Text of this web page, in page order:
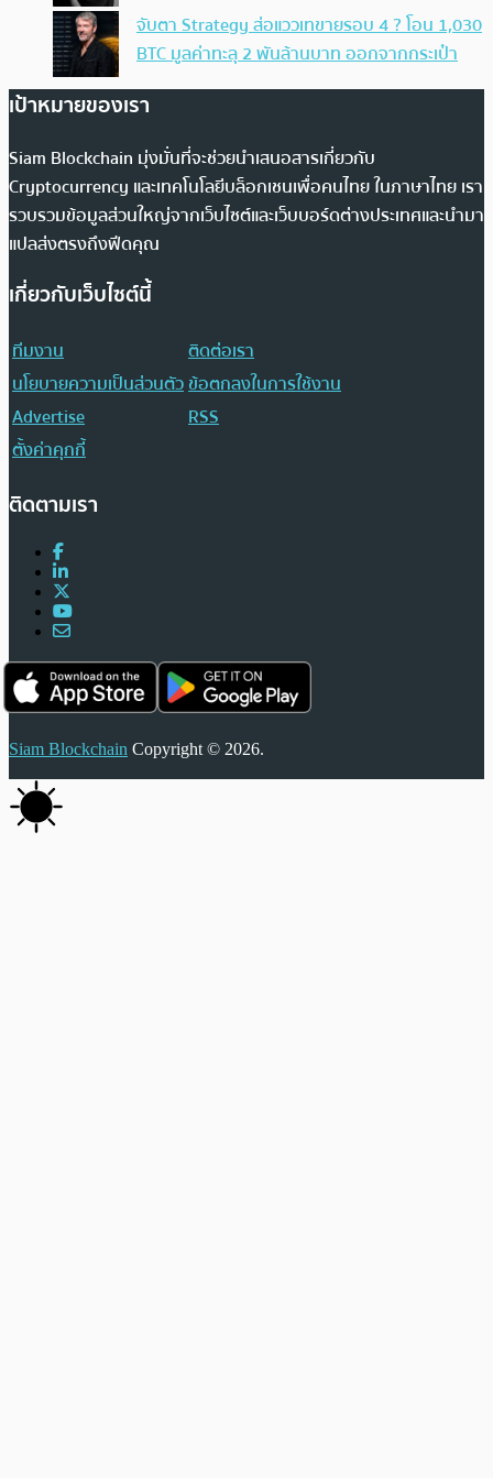
จับตา Strategy ส่อแววเทขายรอบ 4 ? โอน 1,030
BTC มูลค่าทะลุ 2 พันล้านบาท ออกจากกระเป๋า
เป้าหมายของเรา
Siam Blockchain มุ่งมั่นที่จะช่วยนำเสนอสารเกี่ยวกับ
Cryptocurrency และเทคโนโลยีบล็อกเชนเพื่อคนไทย ในภาษาไทย เรา
รวบรวมข้อมูลส่วนใหญ่จากเว็บไซต์และเว็บบอร์ดต่างประเทศและนำมา
แปลส่งตรงถึงฟีดคุณ
เกี่ยวกับเว็บไซต์นี้
ทีมงาน
ติดต่อเรา
นโยบายความเป็นส่วนตัวข้อตกลงในการใช้งาน
Advertise
RSS
ตั้งค่าคุกกี้
ติดตามเรา
Siam Blockchain Copyright © 2026.